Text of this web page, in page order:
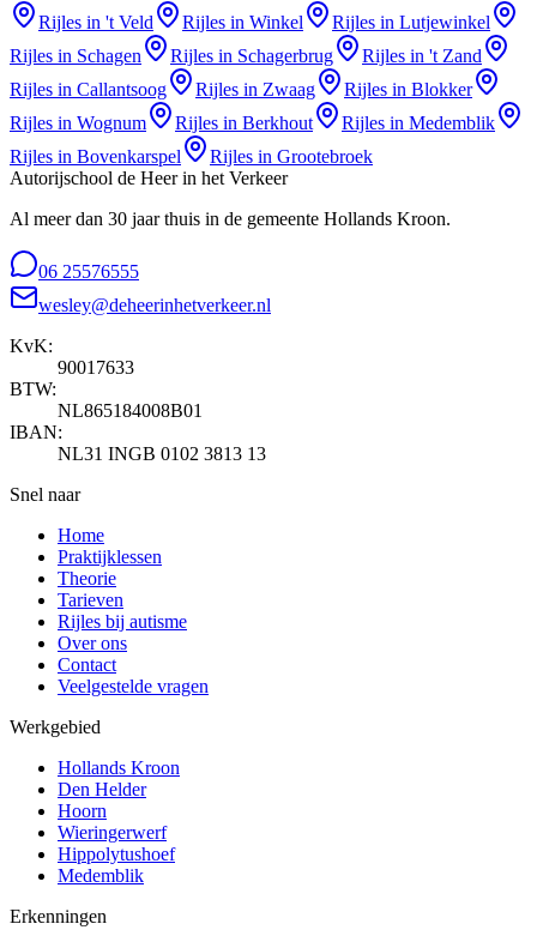
Rijles in 't Veld Rijles in Winkel Rijles in Lutjewinkel
Rijles in Schagen Rijles in Schagerbrug Rijles in 't Zand
Rijles in Callantsoog Rijles in Zwaag Rijles in Blokker
Rijles in Wognum Rijles in Berkhout Rijles in Medemblik
Rijles in Bovenkarspel Rijles in Grootebroek
Autorijschool de Heer in het Verkeer
Al meer dan 30 jaar thuis in de gemeente Hollands Kroon.
06 25576555
wesley@deheerinhetverkeer.nl
KvK:
90017633
BTW:
NL865184008B01
IBAN:
NL31 INGB 0102 3813 13
Snel naar
Home
Praktijklessen
Theorie
Tarieven
Rijles bij autisme
Over ons
Contact
Veelgestelde vragen
Werkgebied
Hollands Kroon
Den Helder
Hoorn
Wieringerwerf
Hippolytushoef
Medemblik
Erkenningen